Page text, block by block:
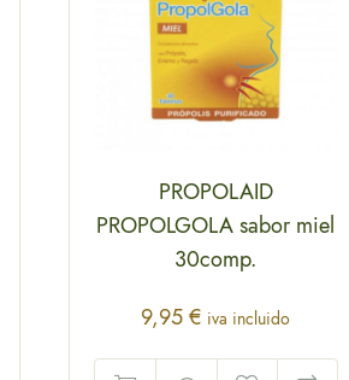
PROPOLAID
PROPOLGOLA sabor miel
30comp.
9,95€ iva incluido